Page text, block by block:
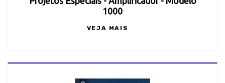
1000
VEJA MAIS